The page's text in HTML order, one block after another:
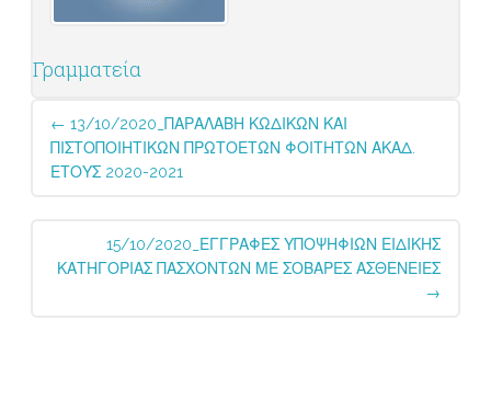
Γραμματεία
Post
navigation
← 13/10/2020_ΠΑΡΑΛΑΒΗ ΚΩΔΙΚΩΝ ΚΑΙ
ΠΙΣΤΟΠΟΙΗΤΙΚΩΝ ΠΡΩΤΟΕΤΩΝ ΦΟΙΤΗΤΩΝ ΑΚΑΔ.
ΕΤΟΥΣ 2020-2021
15/10/2020_ΕΓΓΡΑΦΕΣ ΥΠΟΨΗΦΙΩΝ ΕΙΔΙΚΗΣ
ΚΑΤΗΓΟΡΙΑΣ ΠΑΣΧΟΝΤΩΝ ΜΕ ΣΟΒΑΡΕΣ ΑΣΘΕΝΕΙΕΣ
→